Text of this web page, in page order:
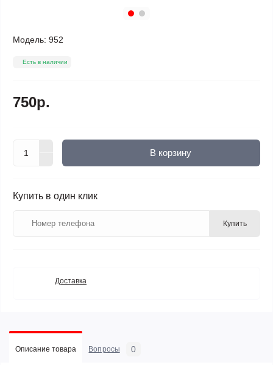
Модель: 952
Есть в наличии
750р.
В корзину
Купить в один клик
Купить
Доставка
Описание товара Вопросы 0